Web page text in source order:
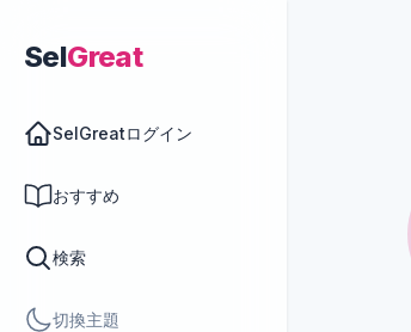
SelGreat
SelGreatログイン
おすすめ
検索
切換主題